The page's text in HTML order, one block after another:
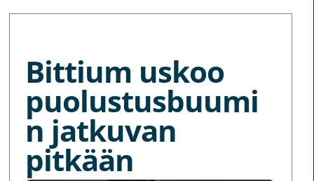
Bittium uskoo
puolustusbuumi
n jatkuvan
pitkään